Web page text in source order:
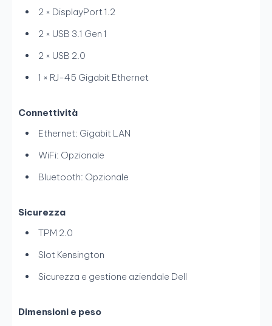
2 × DisplayPort 1.2
2 × USB 3.1 Gen 1
2 × USB 2.0
1 × RJ-45 Gigabit Ethernet
Connettività
Ethernet: Gigabit LAN
WiFi: Opzionale
Bluetooth: Opzionale
Sicurezza
TPM 2.0
Slot Kensington
Sicurezza e gestione aziendale Dell
Dimensioni e peso